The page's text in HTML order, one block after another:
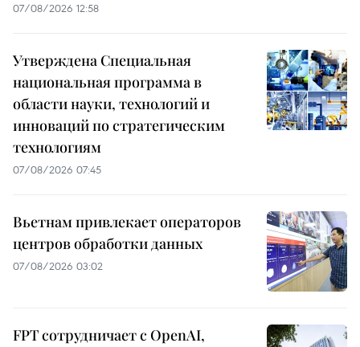
07/08/2026 12:58
Утверждена Специальная
национальная программа в
области науки, технологий и
инноваций по стратегическим
технологиям
07/08/2026 07:45
Вьетнам привлекает операторов
центров обработки данных
07/08/2026 03:02
FPT сотрудничает с OpenAI,